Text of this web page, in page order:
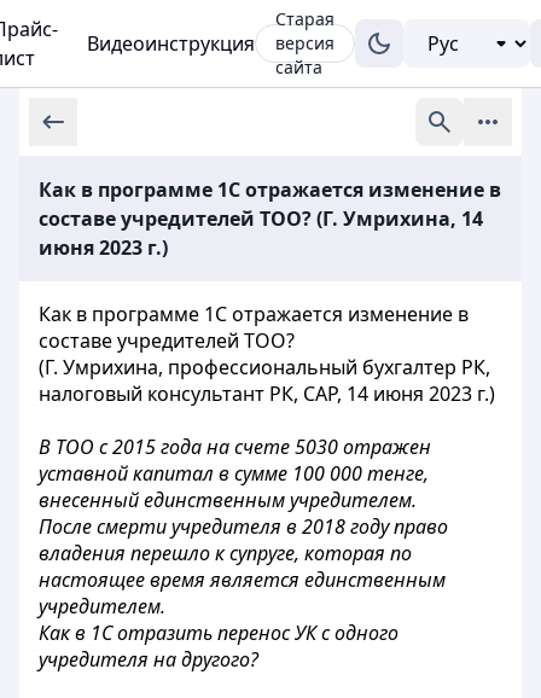
Видеоинструкция
Старая
версия
сайта
Как в программе 1С отражается изменение в
составе учредителей ТОО? (Г. Умрихина, 14
июня 2023 г.)
Как в программе 1С отражается изменение в
составе учредителей ТОО?
(Г. Умрихина, профессиональный бухгалтер РК,
налоговый консультант РК, CAP, 14 июня 2023 г.)
В ТОО с 2015 года на счете 5030 отражен
уставной капитал в сумме 100 000 тенге,
внесенный единственным учредителем.
После смерти учредителя в 2018 году право
владения перешло к супруге, которая по
настоящее время является единственным
учредителем.
Как в 1С отразить перенос УК с одного
учредителя на другого?